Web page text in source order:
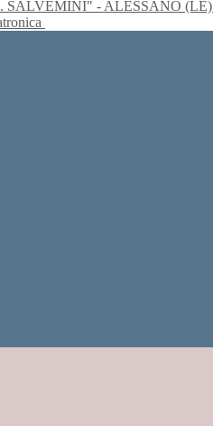
SALVEMINI" - ALESSANO (LE)